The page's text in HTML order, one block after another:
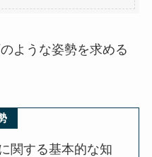
ような姿勢を求める
関する基本的な知